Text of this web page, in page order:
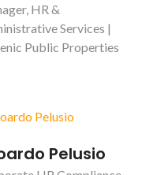
HR &
Services |
Public Properties
Pelusio